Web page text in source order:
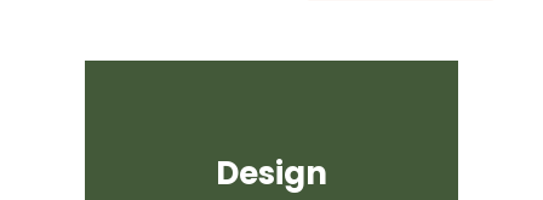
Design